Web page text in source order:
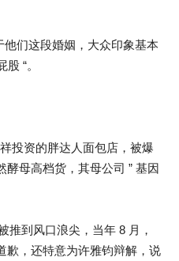
们这段婚姻，大众印象基本
“。
投资的胖达人面包店，被爆
母高档货，其母公司 ” 基因
推到风口浪尖，当年 8 月，
歉，还特意为许雅钧辩解，说